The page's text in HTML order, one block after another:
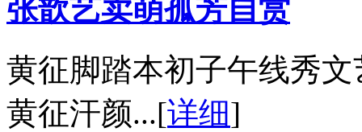
张歆艺卖萌孤芳自赏
黄征脚踏本初子午线秀
黄征汗颜...[详细]